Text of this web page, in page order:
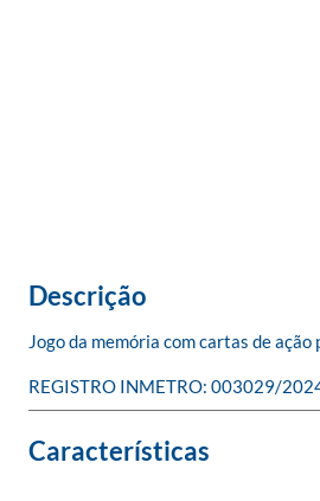
Descrição
Jogo da memória com cartas de
REGISTRO INMETRO: 003029/